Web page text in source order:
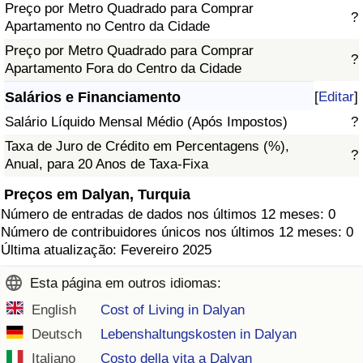
Preço por Metro Quadrado para Comprar
Apartamento no Centro da Cidade
?
Preço por Metro Quadrado para Comprar
Apartamento Fora do Centro da Cidade
?
Salários e Financiamento [Editar]
Salário Líquido Mensal Médio (Após Impostos)
?
Taxa de Juro de Crédito em Percentagens (%),
Anual, para 20 Anos de Taxa-Fixa
?
Preços em Dalyan, Turquia
Número de entradas de dados nos últimos 12 meses: 0
Número de contribuidores únicos nos últimos 12 meses: 0
Última atualização: Fevereiro 2025
Esta página em outros idiomas:
English
Cost of Living in Dalyan
Deutsch
Lebenshaltungskosten in Dalyan
Italiano
Costo della vita a Dalyan